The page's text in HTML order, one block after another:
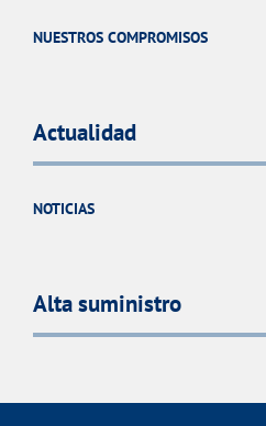
NUESTROS COMPROMISOS
Actualidad
NOTICIAS
Alta suministro